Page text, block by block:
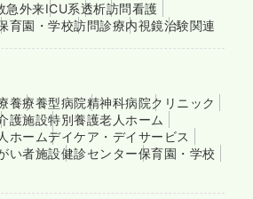
急外来ICU系透析訪問看護
育園・学校訪問診療内視鏡治験関連
養療養型病院精神科病院クリニック
護施設特別養護老人ホーム
ホームデイケア・デイサービス
い者施設健診センター保育園・学校